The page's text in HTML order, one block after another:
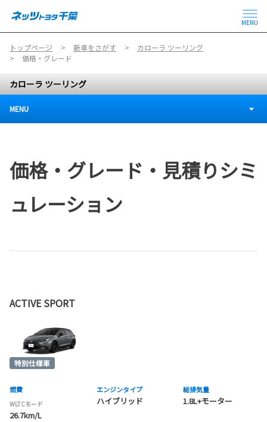
MENU
トップページ 新車をさがす
カローラ ツーリング
価格・グレード
カローラ ツーリング
MENU
価格・グレード・見積りシミ
ュレーション
ACTIVE SPORT
燃費
WLTCモード
26.7km/L
エンジンタイプ
ハイブリッド
総排気量
1.8L+モーター